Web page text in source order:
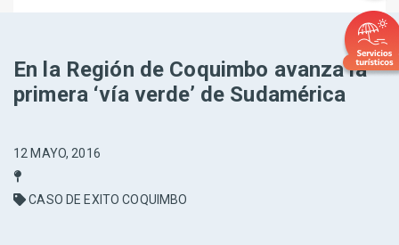
En la Región de Coquimbo avanza la
primera ‘vía verde’ de Sudamérica
12 MAYO, 2016
CASO DE EXITO COQUIMBO